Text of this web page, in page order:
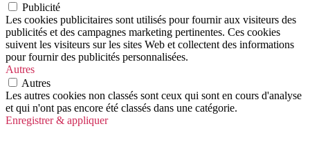
Publicité
Les cookies publicitaires sont utilisés pour fournir aux visiteurs des
publicités et des campagnes marketing pertinentes. Ces cookies
suivent les visiteurs sur les sites Web et collectent des informations
pour fournir des publicités personnalisées.
Autres
Autres
Les autres cookies non classés sont ceux qui sont en cours d'analyse
et qui n'ont pas encore été classés dans une catégorie.
Enregistrer & appliquer